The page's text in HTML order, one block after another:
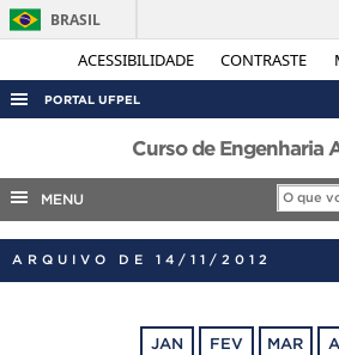
ACESSIBILIDADE CONTRASTE
BRASIL
PORTAL UFPEL
ACESSO À INFORMAÇÃO
AUDITORIA
COBALTO
CONCURSOS
Curso de Engenharia
MENU
ARQUIVO DE 14/11/2012
JAN FEV MAR